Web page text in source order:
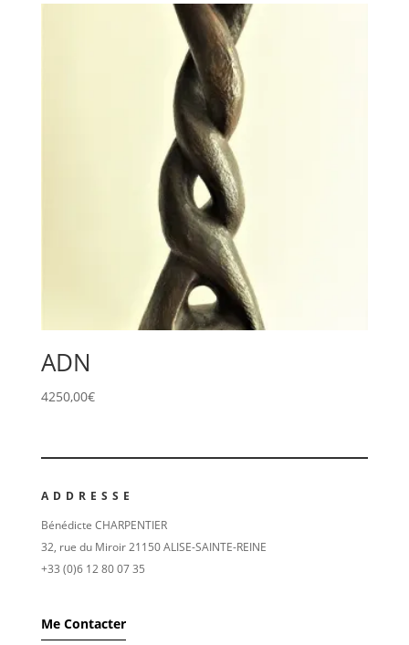
ADN
4250,00€
ADDRESSE
Bénédicte CHARPENTIER
32, rue du Miroir 21150 ALISE-SAINTE-REINE
+33 (0)6 12 80 07 35
Me Contacter